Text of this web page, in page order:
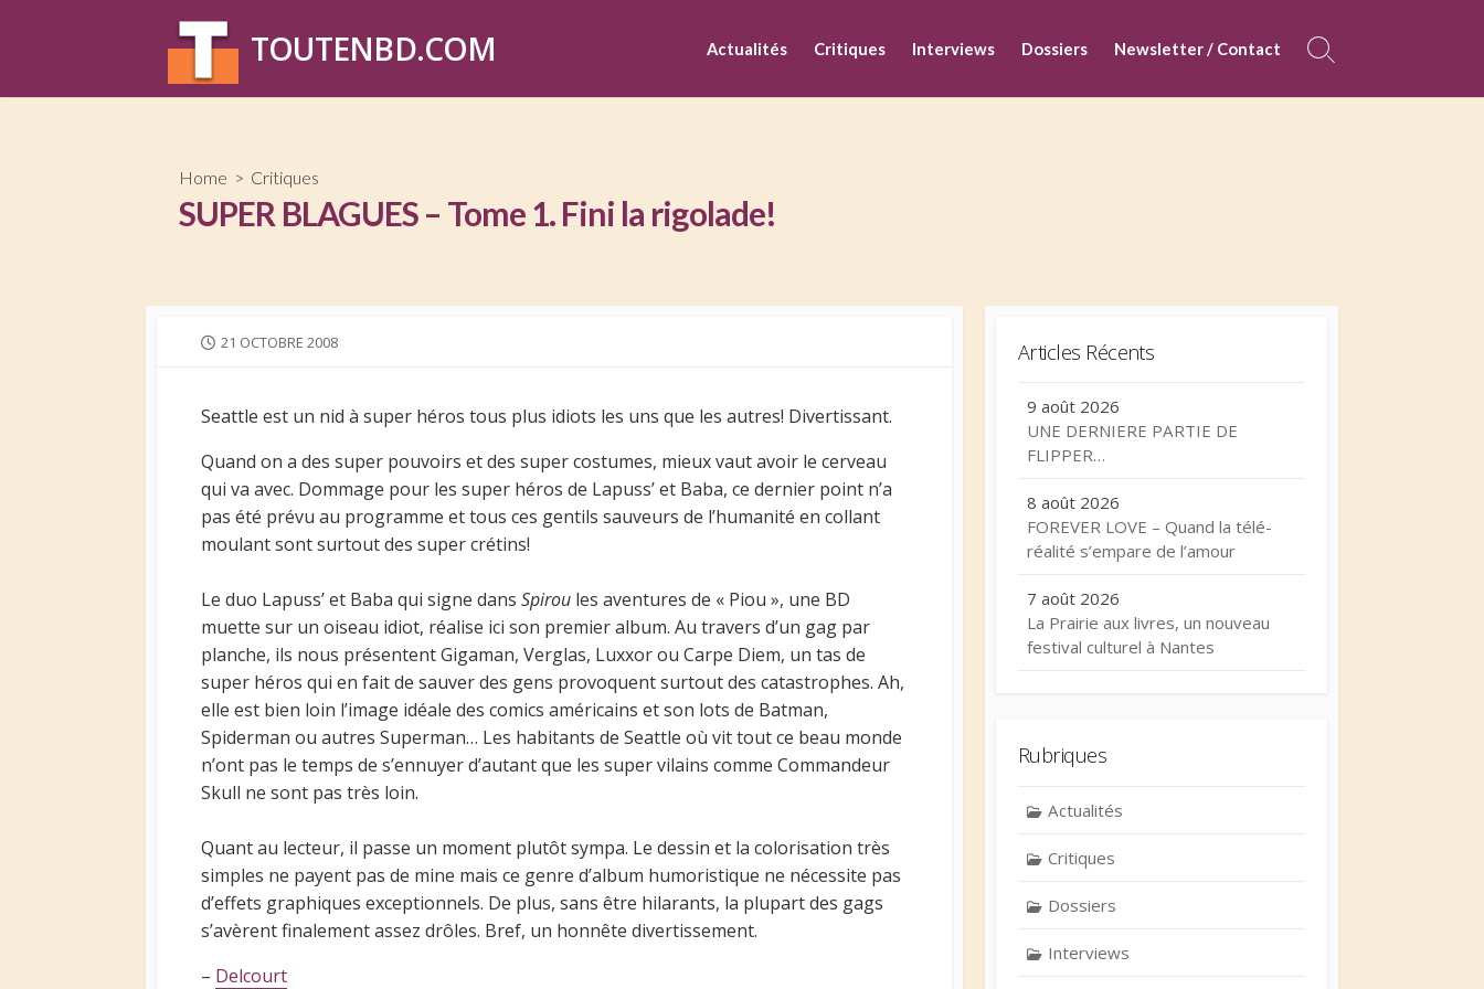
TOUTENBD.COM Actualités Critiques Interviews Dossiers Newsletter / Contact
Search
Home > Critiques
SUPER BLAGUES – Tome 1. Fini la rigolade!
PUBLISHED
21 OCTOBRE 2008
Seattle est un nid à super héros tous plus idiots les uns que les autres! Divertissant.
Quand on a des super pouvoirs et des super costumes, mieux vaut avoir le cerveau
qui va avec. Dommage pour les super héros de Lapuss’ et Baba, ce dernier point n’a
pas été prévu au programme et tous ces gentils sauveurs de l’humanité en collant
moulant sont surtout des super crétins!
Le duo Lapuss’ et Baba qui signe dans Spirou les aventures de « Piou », une BD
muette sur un oiseau idiot, réalise ici son premier album. Au travers d’un gag par
planche, ils nous présentent Gigaman, Verglas, Luxxor ou Carpe Diem, un tas de
super héros qui en fait de sauver des gens provoquent surtout des catastrophes. Ah,
elle est bien loin l’image idéale des comics américains et son lots de Batman,
Spiderman ou autres Superman… Les habitants de Seattle où vit tout ce beau monde
n’ont pas le temps de s’ennuyer d’autant que les super vilains comme Commandeur
Skull ne sont pas très loin.
Quant au lecteur, il passe un moment plutôt sympa. Le dessin et la colorisation très
simples ne payent pas de mine mais ce genre d’album humoristique ne nécessite pas
d’effets graphiques exceptionnels. De plus, sans être hilarants, la plupart des gags
s’avèrent finalement assez drôles. Bref, un honnête divertissement.
– Delcourt
Articles Récents
9 août 2026
UNE DERNIERE PARTIE DE
FLIPPER…
8 août 2026
FOREVER LOVE – Quand la télé-
réalité s’empare de l’amour
7 août 2026
La Prairie aux livres, un nouveau
festival culturel à Nantes
Rubriques
Actualités
Critiques
Dossiers
Interviews